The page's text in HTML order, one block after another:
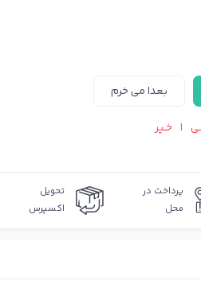
بعدا می خرم
| خـیر
پرداخت در
محل
تحویل
اکسپرس